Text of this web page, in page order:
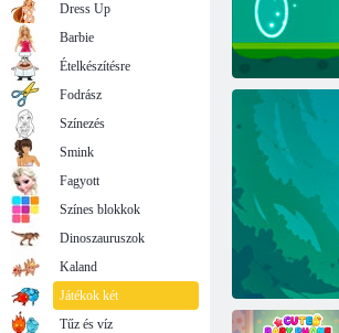
Dress Up
Barbie
Ételkészítésre
Fodrász
Színezés
Smink
Fagyott
Színes blokkok
Dinoszauruszok
Kaland
Játékok két
Tűz és víz